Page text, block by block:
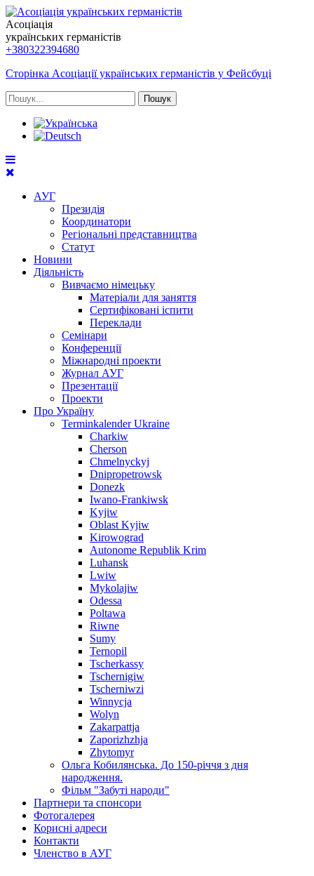
Асоціація
українських германістів
+380322394680
Сторінка Асоціації українських германістів у Фейсбуці
Пошук
АУГ
Президія
Координатори
Регіональні представництва
Статут
Новини
Діяльність
Вивчаємо німецьку
Матеріали для заняття
Сертифіковані іспити
Переклади
Семінари
Конференції
Міжнародні проекти
Журнал АУГ
Презентації
Проекти
Про Україну
Terminkalender Ukraine
Charkiw
Cherson
Chmelnyckyj
Dnipropetrowsk
Donezk
Iwano-Frankiwsk
Kyjiw
Oblast Kyjiw
Kirowograd
Autonome Republik Krim
Luhansk
Lwiw
Mykolajiw
Odessa
Poltawa
Riwne
Sumy
Ternopil
Tscherkassy
Tschernigiw
Tscherniwzi
Winnycja
Wolyn
Zakarpattja
Zaporizhzhja
Zhytomyr
Ольга Кобилянська. До 150-річчя з дня
народження.
Фільм "Забуті народи"
Партнери та спонсори
Фотогалерея
Корисні адреси
Контакти
Членство в АУГ